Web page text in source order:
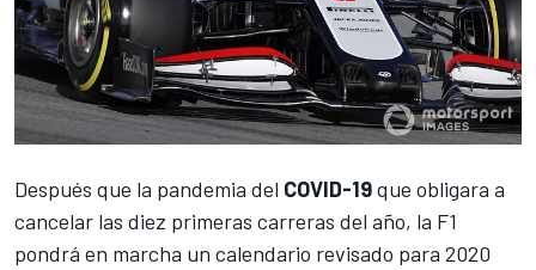
Después que la pandemia del COVID-19que obligara a
cancelar las diez primeras carreras del año, la F1
pondrá en marcha un calendario revisado para 2020